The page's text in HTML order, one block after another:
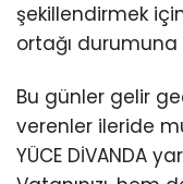
şekillendirmek
ortağı
Bu günler gelir
verenler ileride
YÜCE DİVANDA